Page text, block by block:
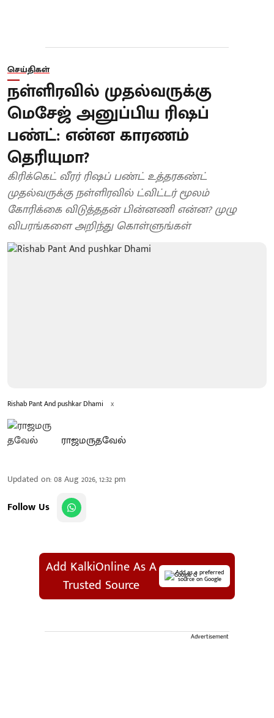
செய்திகள்
நள்ளிரவில் முதல்வருக்கு
மெசேஜ் அனுப்பிய ரிஷப்
பண்ட்: என்ன காரணம்
தெரியுமா?
கிரிக்கெட் வீரர் ரிஷப் பண்ட் உத்தரகண்ட்
முதல்வருக்கு நள்ளிரவில் ட்விட்டர் மூலம்
கோரிக்கை விடுத்ததன் பின்னணி என்ன? முழு
விபரங்களை அறிந்து கொள்ளுங்கள்
Rishab Pant And pushkar Dhami x
ராஜமருதவேல்
Updated on:08 Aug 2026, 12:32 pm
Follow Us
Add KalkiOnline As A
Trusted Source
Add as a preferred
source on Google
Advertisement